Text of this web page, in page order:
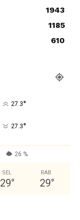
1943
1185
610
27.3°
27.3°
26 %
SEL
29°
RAB
29°